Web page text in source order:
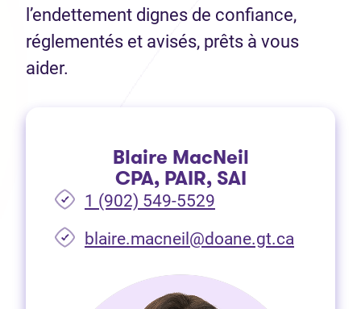
l’endettement dignes de confiance,
réglementés et avisés, prêts à vous
aider.
Blaire MacNeil
CPA, PAIR, SAI
1 (902) 549-5529
blaire.macneil@doane.gt.ca